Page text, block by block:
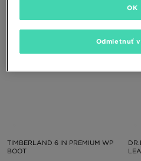
TIMBERLAND 6 IN PREMIUM WP
BOOT
Odmietnuť
OK